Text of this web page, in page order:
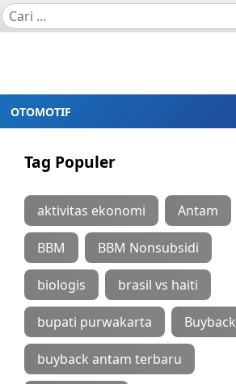
OTOMOTIF
Tag Populer
aktivitas ekonomi Antam
BBM BBM Nonsubsidi
biologis brasil vs haiti
bupati purwakarta Buyback
buyback antam terbaru